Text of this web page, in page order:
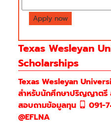
Texas Wesleyan
Scholarships
Texas Wesleyan
สำหรับนักศึกษาปริญญาตรี
สอบถามข้อมูลทุน
091-
@EFLNA